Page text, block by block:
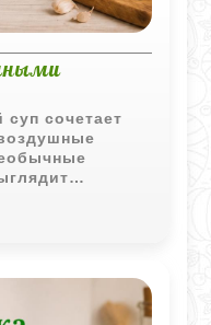
сочетает